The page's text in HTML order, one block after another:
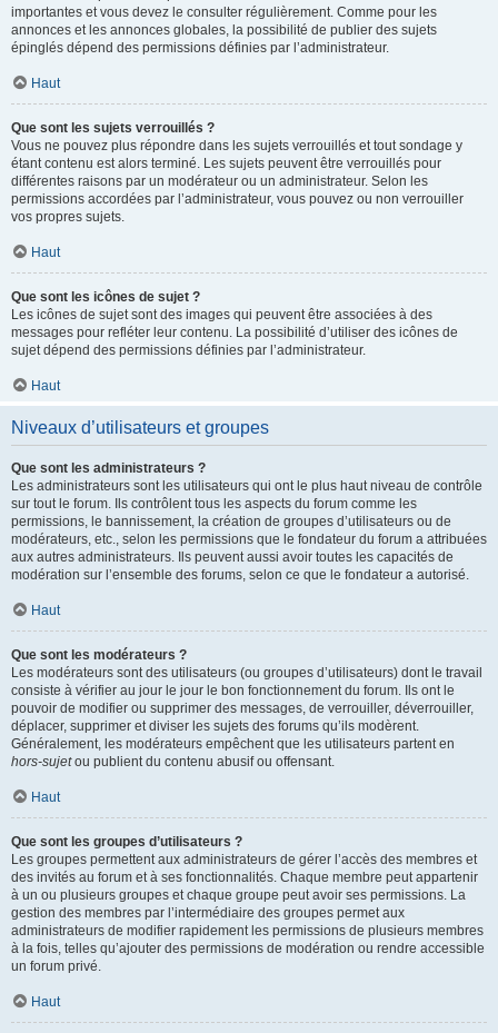
importantes et vous devez le consulter régulièrement. Comme pour les
annonces et les annonces globales, la possibilité de publier des sujets
épinglés dépend des permissions définies par l’administrateur.
Haut
Que sont les sujets verrouillés ?
Vous ne pouvez plus répondre dans les sujets verrouillés et tout sondage y
étant contenu est alors terminé. Les sujets peuvent être verrouillés pour
différentes raisons par un modérateur ou un administrateur. Selon les
permissions accordées par l’administrateur, vous pouvez ou non verrouiller
vos propres sujets.
Haut
Que sont les icônes de sujet ?
Les icônes de sujet sont des images qui peuvent être associées à des
messages pour refléter leur contenu. La possibilité d’utiliser des icônes de
sujet dépend des permissions définies par l’administrateur.
Haut
Niveaux d’utilisateurs et groupes
Que sont les administrateurs ?
Les administrateurs sont les utilisateurs qui ont le plus haut niveau de contrôle
sur tout le forum. Ils contrôlent tous les aspects du forum comme les
permissions, le bannissement, la création de groupes d’utilisateurs ou de
modérateurs, etc., selon les permissions que le fondateur du forum a attribuées
aux autres administrateurs. Ils peuvent aussi avoir toutes les capacités de
modération sur l’ensemble des forums, selon ce que le fondateur a autorisé.
Haut
Que sont les modérateurs ?
Les modérateurs sont des utilisateurs (ou groupes d’utilisateurs) dont le travail
consiste à vérifier au jour le jour le bon fonctionnement du forum. Ils ont le
pouvoir de modifier ou supprimer des messages, de verrouiller, déverrouiller,
déplacer, supprimer et diviser les sujets des forums qu’ils modèrent.
Généralement, les modérateurs empêchent que les utilisateurs partent en
hors-sujetou publient du contenu abusif ou offensant.
Haut
Que sont les groupes d’utilisateurs ?
Les groupes permettent aux administrateurs de gérer l’accès des membres et
des invités au forum et à ses fonctionnalités. Chaque membre peut appartenir
à un ou plusieurs groupes et chaque groupe peut avoir ses permissions. La
gestion des membres par l’intermédiaire des groupes permet aux
administrateurs de modifier rapidement les permissions de plusieurs membres
à la fois, telles qu’ajouter des permissions de modération ou rendre accessible
un forum privé.
Haut